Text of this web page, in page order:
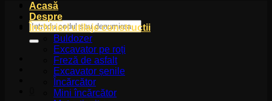
Caută
după:
Acasă
Despre
Închirieri utilaje constructii
Buldozer
Excavator pe roți
Freză de asfalt
Excavator șenile
Încărcător
Mini încărcător